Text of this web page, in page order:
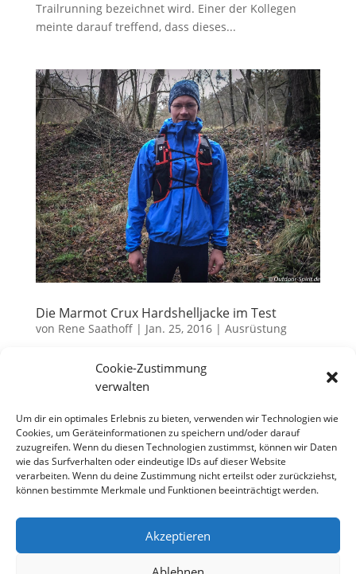
Cookie-Zustimmung
verwalten
Um dir ein optimales Erlebnis zu bieten, verwenden wir Technologien wie
Cookies, um Geräteinformationen zu speichern und/oder darauf
zuzugreifen. Wenn du diesen Technologien zustimmst, können wir Daten
wie das Surfverhalten oder eindeutige IDs auf dieser Website
verarbeiten. Wenn du deine Zustimmung nicht erteilst oder zurückziehst,
können bestimmte Merkmale und Funktionen beeinträchtigt werden.
Akzeptieren
Trailrunning bezeichnet wird. Einer der Kollegen
meinte darauf treffend, dass dieses...
Die Marmot Crux Hardshelljacke im Test
von Rene Saathoff| Jan. 25, 2016| Ausrüstung
Manche Tests brauchen ein wenig länger, bis man
der Meinung ist, etwas substantielles zum Produkt
nun der Fall, was unter anderem daran gelegen hat,
dass ich die Jacke eigentlich für einen ganz
speziellen...
Datenschutzerklärung
Impressum
Cookie-Richtlinie (EU)